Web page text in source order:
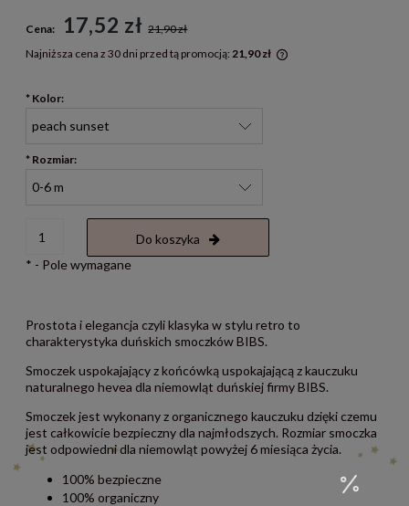
Cena: 17,52 zł 21,90 zł
Najniższa cena z 30 dni przed tą promocją: 21,90 zł
* Kolor:
* Rozmiar:
Do koszyka
* - Pole wymagane
Prostota i elegancja czyli klasyka w stylu retro to
charakterystyka duńskich smoczków BIBS.
Smoczek uspokajający z końcówką uspokajającą z kauczuku
naturalnego hevea dla niemowląt duńskiej firmy BIBS.
Smoczek jest wykonany z organicznego kauczuku dzięki czemu
jest całkowicie bezpieczny dla najmłodszych. Rozmiar smoczka
jest odpowiedni dla niemowląt powyżej 6 miesiąca życia.
100% bezpieczne
100% organiczny